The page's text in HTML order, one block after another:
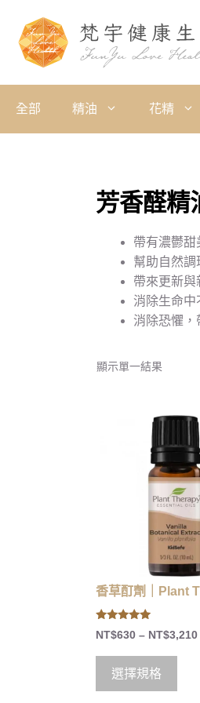
全部 精油 花精
芳香醛精
帶有濃鬱甜
幫助自然調
帶來更新與
消除生命中
消除恐懼，
顯示單一結果
香草酊劑｜Plant
4.86
out of 5
NT$630 – NT$3,210
選擇規格